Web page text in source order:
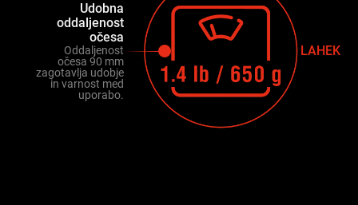
Udobna
oddaljenost
očesa
Oddaljenost
očesa 90 mm
zagotavlja udobje
in varnost med
uporabo.
LAHEK